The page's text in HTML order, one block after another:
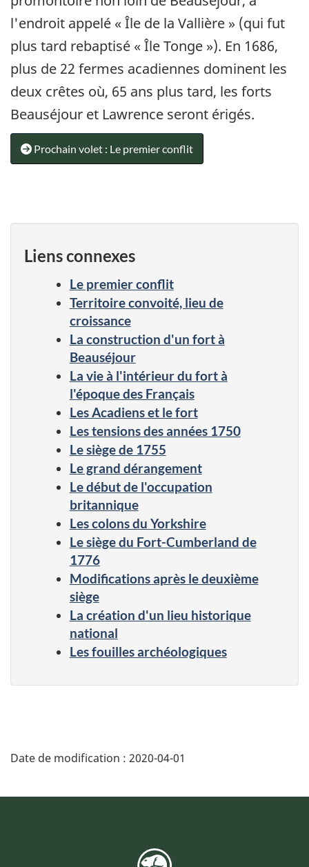
l'endroit appelé « Île de la Vallière » (qui fut
plus tard rebaptisé « Île Tonge »). En 1686,
plus de 22 fermes acadiennes dominent les
deux crêtes où, 65 ans plus tard, les forts
Beauséjour et Lawrence seront érigés.
Prochain volet : Le premier conflit
Liens connexes
Le premier conflit
Territoire convoité, lieu de
croissance
La construction d'un fort à
Beauséjour
La vie à l'intérieur du fort à
l'époque des Français
Les Acadiens et le fort
Les tensions des années 1750
Le siège de 1755
Le grand dérangement
Le début de l'occupation
britannique
Les colons du Yorkshire
Le siège du Fort-Cumberland de
1776
Modifications après le deuxième
siège
La création d'un lieu historique
national
Les fouilles archéologiques
Date de modification : 2020-04-01